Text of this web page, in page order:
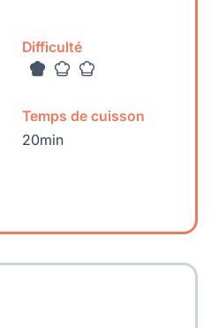
Difficulté
Temps de cuisson
20min